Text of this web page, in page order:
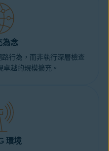
為念
行為，而非執行深層檢查
越的規模擴充。
環境